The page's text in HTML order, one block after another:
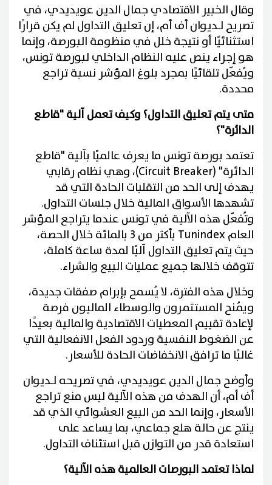
وقال الخبير الاقتصادي جمال الدين عويديدي، في
تصريح لـديوان أف أم، إن تعليق التداول لم يكن قرارًا
استثنائيًا أو نتيجة خلل في منظومة البورصة، وإنما
هو إجراء ينص عليه النظام الداخلي لبورصة تونس،
ويُفعّل تلقائيًا بمجرد بلوغ المؤشر نسبة تراجع
محددة.
متى يتم تعليق التداول؟ وكيف تعمل آلية "قاطع
الدائرة"؟
تعتمد بورصة تونس ما يعرف عالميًا بآلية "قاطع
الدائرة" (Circuit Breaker)، وهي نظام رقابي
يهدف إلى الحد من التقلبات الحادة التي قد
تشهدها الأسواق المالية خلال جلسات التداول.
وتُفعّل هذه الآلية في تونس عندما يتراجع المؤشر
العام Tunindex بأكثر من 3 بالمائة خلال الحصة،
حيث يتم تعليق التداول آليًا لمدة ساعة كاملة،
تتوقف خلالها جميع عمليات البيع والشراء.
وخلال هذه الفترة، لا يُسمح بإبرام صفقات جديدة،
ويُمنح المستثمرون والوسطاء الماليون فرصة
لإعادة تقييم المعطيات الاقتصادية والمالية بعيدًا
عن الضغوط النفسية وردود الفعل الانفعالية التي
غالبًا ما ترافق الانخفاضات الحادة للأسعار.
وأوضح جمال الدين عويديدي، في تصريحه لـديوان
أف أم، أن الهدف من هذه الآلية ليس منع تراجع
الأسعار، وإنما الحد من البيع العشوائي الذي قد
ينتج عن حالة هلع جماعي، بما يساعد على
استعادة قدر من التوازن قبل استئناف التداول.
لماذا تعتمد البورصات العالمية هذه الآلية؟